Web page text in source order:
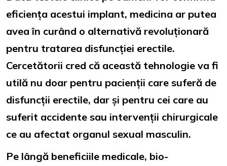
eficiența acestui implant, medicina ar putea
avea în curând o alternativă revoluționară
pentru tratarea disfuncției erectile.
Cercetătorii cred că această tehnologie va fi
utilă nu doar pentru pacienții care suferă de
disfuncții erectile, dar și pentru cei care au
suferit accidente sau intervenții chirurgicale
ce au afectat organul sexual masculin.
Pe lângă beneficiile medicale, bio-